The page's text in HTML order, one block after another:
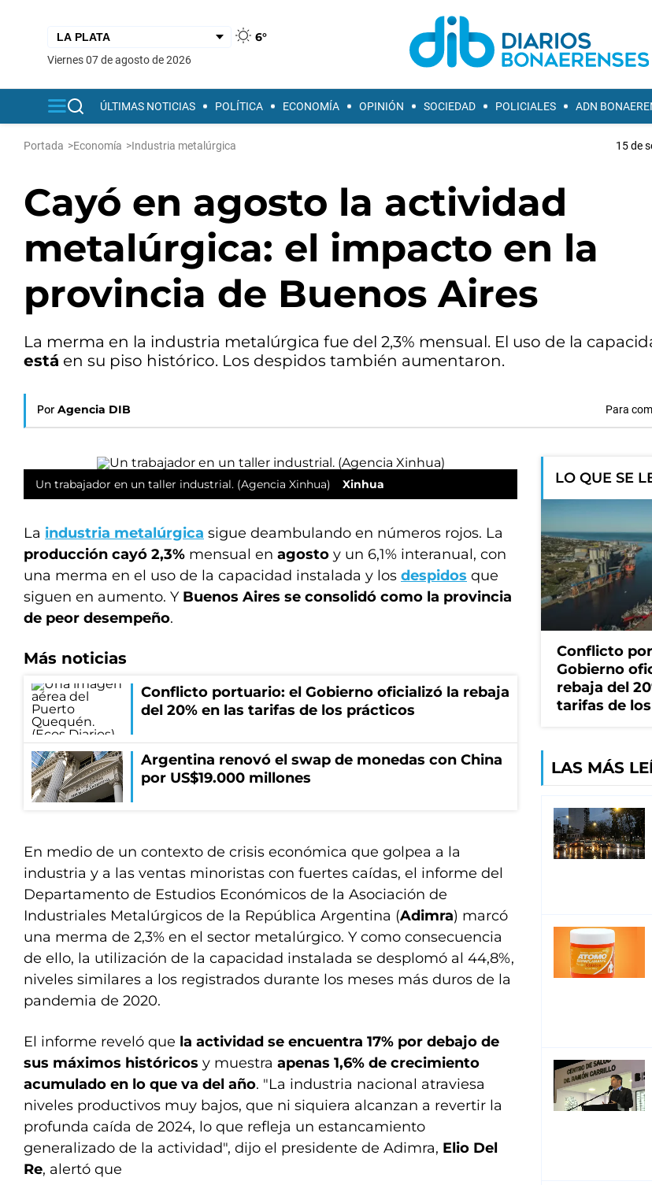
6°
viernes 07 de agosto de 2026
ÚLTIMAS NOTICIAS POLÍTICA ECONOMÍA OPINIÓN SOCIEDAD POLICIALES ADN
Portada >Economía >Industria metalúrgica 15 de
Cayó en agosto la actividad
metalúrgica: el impacto en la
provincia de Buenos Aires
La merma en la industria metalúrgica fue del 2,3% mensual. El uso de la
está en su piso histórico. Los despidos también aumentaron.
Por Agencia DIB Para
Un trabajador en un taller industrial. (Agencia Xinhua) Xinhua
La industria metalúrgica sigue deambulando en números rojos. La
producción cayó 2,3% mensual en agosto y un 6,1% interanual, con
una merma en el uso de la capacidad instalada y los despidos que
siguen en aumento. Y Buenos Aires se consolidó como la provincia
de peor desempeño.
Más noticias
Conflicto portuario: el Gobierno oficializó la rebaja
del 20% en las tarifas de los prácticos
Argentina renovó el swap de monedas con China
por US$19.000 millones
En medio de un contexto de crisis económica que golpea a la
industria y a las ventas minoristas con fuertes caídas, el informe del
Departamento de Estudios Económicos de la Asociación de
Industriales Metalúrgicos de la República Argentina (Adimra) marcó
una merma de 2,3% en el sector metalúrgico. Y como consecuencia
de ello, la utilización de la capacidad instalada se desplomó al 44,8%,
niveles similares a los registrados durante los meses más duros de la
pandemia de 2020.
El informe reveló que la actividad se encuentra 17% por debajo de
sus máximos históricos y muestra apenas 1,6% de crecimiento
acumulado en lo que va del año. "La industria nacional atraviesa
niveles productivos muy bajos, que ni siquiera alcanzan a revertir la
profunda caída de 2024, lo que refleja un estancamiento
generalizado de la actividad", dijo el presidente de Adimra, Elio Del
Re, alertó que
LO QUE SE
Conflicto
Gobierno
rebaja del
tarifas de
LAS MÁS